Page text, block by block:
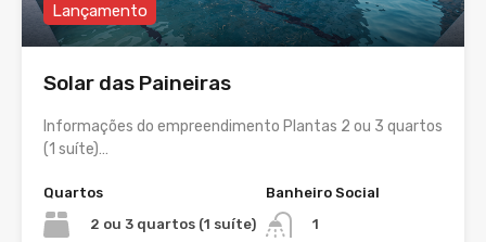
Lançamento
Solar das Paineiras
Informações do empreendimento Plantas 2 ou 3 quartos
(1 suíte)…
Quartos
2 ou 3 quartos (1 suíte)
Banheiro Social
1